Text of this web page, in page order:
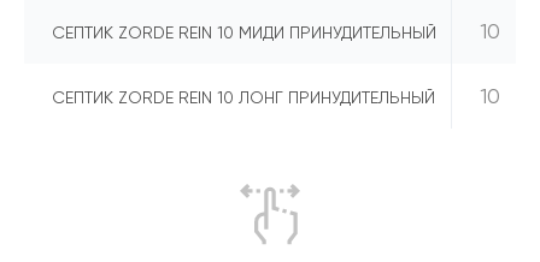
СЕПТИК ZORDE REIN 10 МИДИ ПРИНУДИТЕЛЬНЫЙ 10
СЕПТИК ZORDE REIN 10 ЛОНГ ПРИНУДИТЕЛЬНЫЙ 10